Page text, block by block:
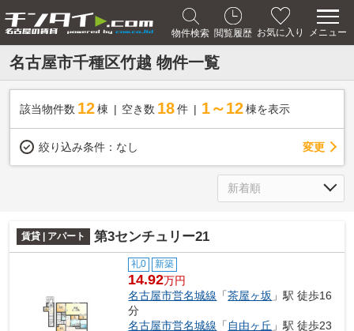
物件検索 閲覧履歴 お気に入り メニュー
名古屋市千種区竹越 物件一覧
該当物件数 12棟 空き数 18 件 1～12 棟を表示
絞り込み条件： なし 変更
賃貸 | アパート 第3センチュリー21
礼0 新築
14.92万円
名古屋市営名城線 「茶屋ヶ坂 」駅 徒歩16
分
名古屋市営名城線 「 自由ヶ丘 」駅 徒歩23